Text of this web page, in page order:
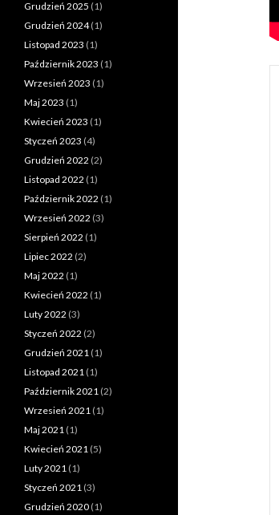
Grudzień 2025 (1)
Grudzień 2024(1)
Listopad 2023 (1)
Październik 2023 (1)
Wrzesień 2023 (1)
Maj 2023 (1)
Kwiecień 2023 (1)
Styczeń 2023 (4)
Grudzień 2022 (2)
Listopad 2022 (1)
Październik 2022 (1)
Wrzesień 2022 (3)
Sierpień 2022 (1)
Lipiec 2022 (2)
Maj 2022 (1)
Kwiecień 2022 (1)
Luty 2022 (3)
Styczeń 2022 (2)
Grudzień 2021 (1)
Listopad 2021 (1)
Październik 2021 (2)
Wrzesień 2021 (1)
Maj 2021 (1)
Kwiecień 2021 (5)
Luty 2021 (1)
Styczeń 2021 (3)
Grudzień 2020 (1)